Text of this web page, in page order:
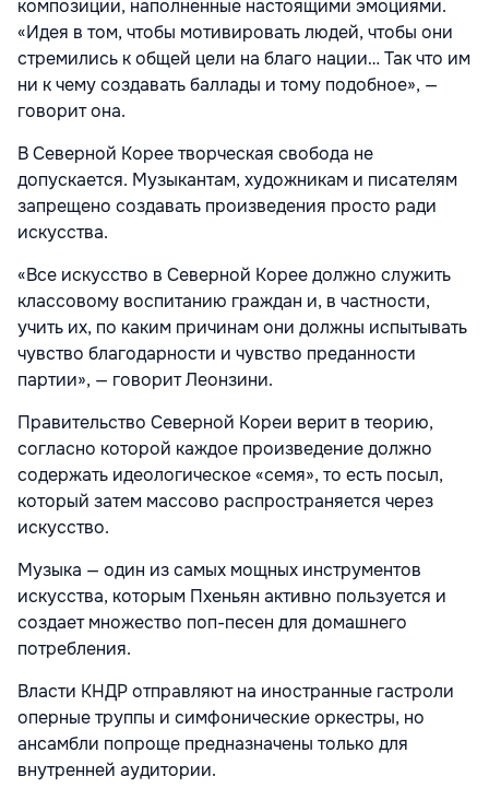
композиции, наполненные настоящими эмоциями.
«Идея в том, чтобы мотивировать людей, чтобы они
стремились к общей цели на благо нации… Так что им
ни к чему создавать баллады и тому подобное», —
говорит она.
В Северной Корее творческая свобода не
допускается. Музыкантам, художникам и писателям
запрещено создавать произведения просто ради
искусства.
«Все искусство в Северной Корее должно служить
классовому воспитанию граждан и, в частности,
учить их, по каким причинам они должны испытывать
чувство благодарности и чувство преданности
партии», — говорит Леонзини.
Правительство Северной Кореи верит в теорию,
согласно которой каждое произведение должно
содержать идеологическое «семя», то есть посыл,
который затем массово распространяется через
искусство.
Музыка — один из самых мощных инструментов
искусства, которым Пхеньян активно пользуется и
создает множество поп-песен для домашнего
потребления.
Власти КНДР отправляют на иностранные гастроли
оперные труппы и симфонические оркестры, но
ансамбли попроще предназначены только для
внутренней аудитории.